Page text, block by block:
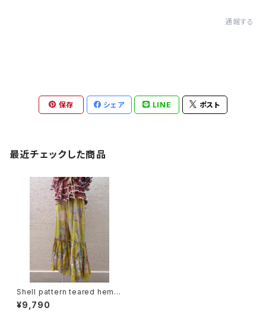
通報する
保存 シェア LINE ポスト
最近チェックした商品
Shell pattern teared hem p
ants シェル柄 裾 ティアード パ
ンツ
¥9,790